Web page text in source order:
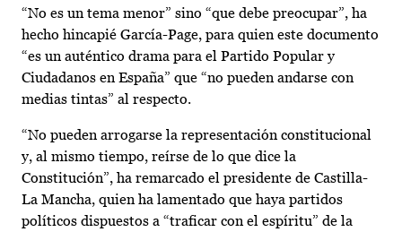
“No es un tema menor” sino “que debe preocupar”, ha
hecho hincapié García-Page, para quien este documento
“es un auténtico drama para el Partido Popular y
Ciudadanos en España” que “no pueden andarse con
medias tintas” al respecto.
“No pueden arrogarse la representación constitucional
y, al mismo tiempo, reírse de lo que dice la
Constitución”, ha remarcado el presidente de Castilla-
La Mancha, quien ha lamentado que haya partidos
políticos dispuestos a “traficar con el espíritu” de la